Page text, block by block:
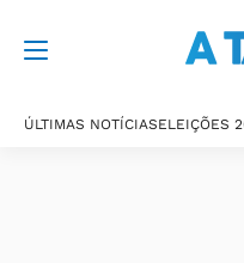
ÚLTIMAS NOTÍCIASELEIÇÕES